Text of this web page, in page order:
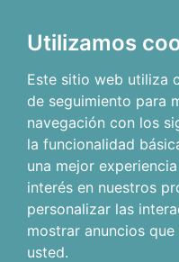
Utilizamos
Este sitio web utiliza
de seguimiento para
navegación con los
la funcionalidad
una mejor
interés en nuestros
personalizar las
mostrar anuncios
usted.